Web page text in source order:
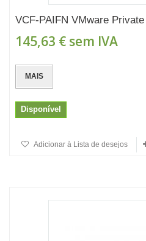
VCF-PAIFN VMware
145,63 € sem IVA
MAIS
Disponível
Adicionar à Lista de desejos